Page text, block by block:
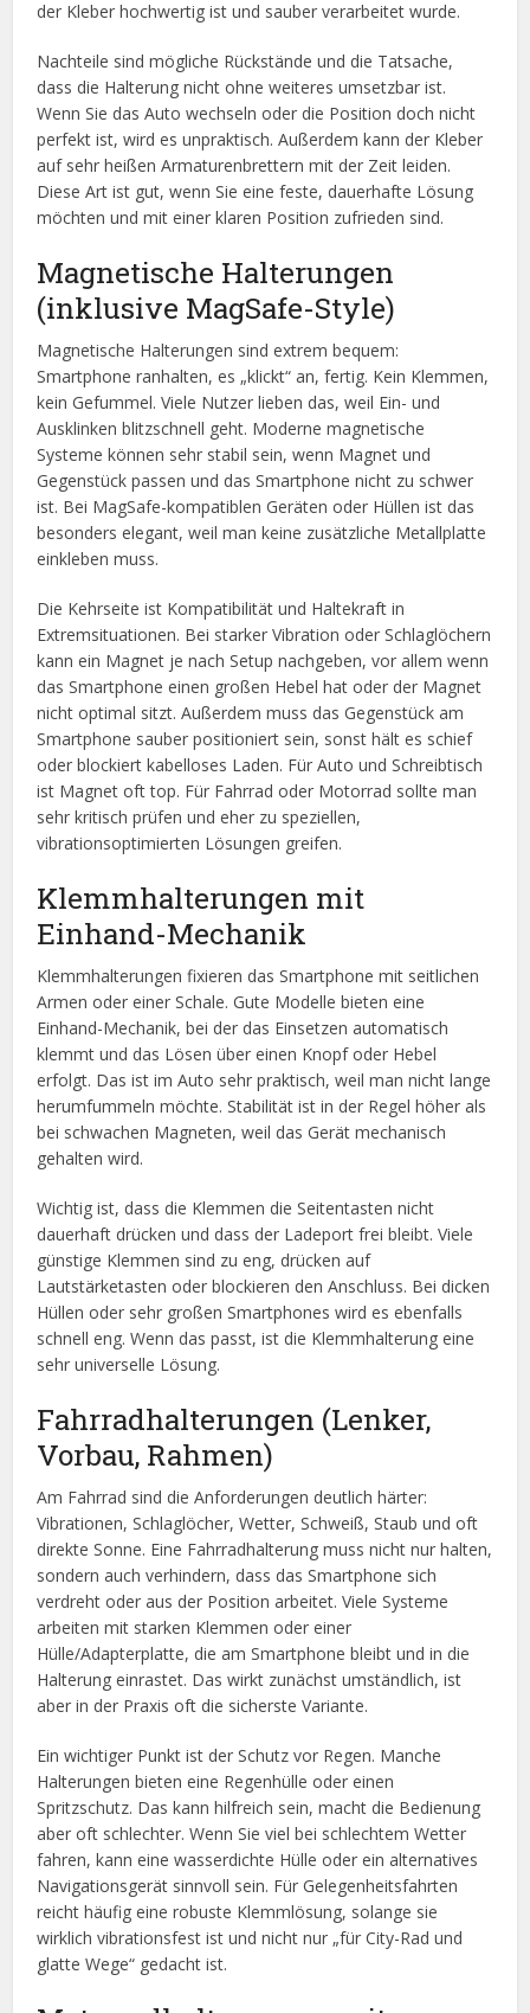
der Kleber hochwertig ist und sauber verarbeitet wurde.
Nachteile sind mögliche Rückstände und die Tatsache,
dass die Halterung nicht ohne weiteres umsetzbar ist.
Wenn Sie das Auto wechseln oder die Position doch nicht
perfekt ist, wird es unpraktisch. Außerdem kann der Kleber
auf sehr heißen Armaturenbrettern mit der Zeit leiden.
Diese Art ist gut, wenn Sie eine feste, dauerhafte Lösung
möchten und mit einer klaren Position zufrieden sind.
Magnetische Halterungen
(inklusive MagSafe-Style)
Magnetische Halterungen sind extrem bequem:
Smartphone ranhalten, es „klickt“ an, fertig. Kein Klemmen,
kein Gefummel. Viele Nutzer lieben das, weil Ein- und
Ausklinken blitzschnell geht. Moderne magnetische
Systeme können sehr stabil sein, wenn Magnet und
Gegenstück passen und das Smartphone nicht zu schwer
ist. Bei MagSafe-kompatiblen Geräten oder Hüllen ist das
besonders elegant, weil man keine zusätzliche Metallplatte
einkleben muss.
Die Kehrseite ist Kompatibilität und Haltekraft in
Extremsituationen. Bei starker Vibration oder Schlaglöchern
kann ein Magnet je nach Setup nachgeben, vor allem wenn
das Smartphone einen großen Hebel hat oder der Magnet
nicht optimal sitzt. Außerdem muss das Gegenstück am
Smartphone sauber positioniert sein, sonst hält es schief
oder blockiert kabelloses Laden. Für Auto und Schreibtisch
ist Magnet oft top. Für Fahrrad oder Motorrad sollte man
sehr kritisch prüfen und eher zu speziellen,
vibrationsoptimierten Lösungen greifen.
Klemmhalterungen mit
Einhand-Mechanik
Klemmhalterungen fixieren das Smartphone mit seitlichen
Armen oder einer Schale. Gute Modelle bieten eine
Einhand-Mechanik, bei der das Einsetzen automatisch
klemmt und das Lösen über einen Knopf oder Hebel
erfolgt. Das ist im Auto sehr praktisch, weil man nicht lange
herumfummeln möchte. Stabilität ist in der Regel höher als
bei schwachen Magneten, weil das Gerät mechanisch
gehalten wird.
Wichtig ist, dass die Klemmen die Seitentasten nicht
dauerhaft drücken und dass der Ladeport frei bleibt. Viele
günstige Klemmen sind zu eng, drücken auf
Lautstärketasten oder blockieren den Anschluss. Bei dicken
Hüllen oder sehr großen Smartphones wird es ebenfalls
schnell eng. Wenn das passt, ist die Klemmhalterung eine
sehr universelle Lösung.
Fahrradhalterungen (Lenker,
Vorbau, Rahmen)
Am Fahrrad sind die Anforderungen deutlich härter:
Vibrationen, Schlaglöcher, Wetter, Schweiß, Staub und oft
direkte Sonne. Eine Fahrradhalterung muss nicht nur halten,
sondern auch verhindern, dass das Smartphone sich
verdreht oder aus der Position arbeitet. Viele Systeme
arbeiten mit starken Klemmen oder einer
Hülle/Adapterplatte, die am Smartphone bleibt und in die
Halterung einrastet. Das wirkt zunächst umständlich, ist
aber in der Praxis oft die sicherste Variante.
Ein wichtiger Punkt ist der Schutz vor Regen. Manche
Halterungen bieten eine Regenhülle oder einen
Spritzschutz. Das kann hilfreich sein, macht die Bedienung
aber oft schlechter. Wenn Sie viel bei schlechtem Wetter
fahren, kann eine wasserdichte Hülle oder ein alternatives
Navigationsgerät sinnvoll sein. Für Gelegenheitsfahrten
reicht häufig eine robuste Klemmlösung, solange sie
wirklich vibrationsfest ist und nicht nur „für City-Rad und
glatte Wege“ gedacht ist.